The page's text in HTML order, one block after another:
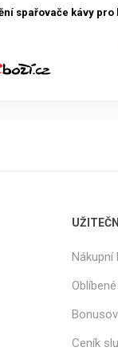
spařovače kávy
Nákupní
Ceník